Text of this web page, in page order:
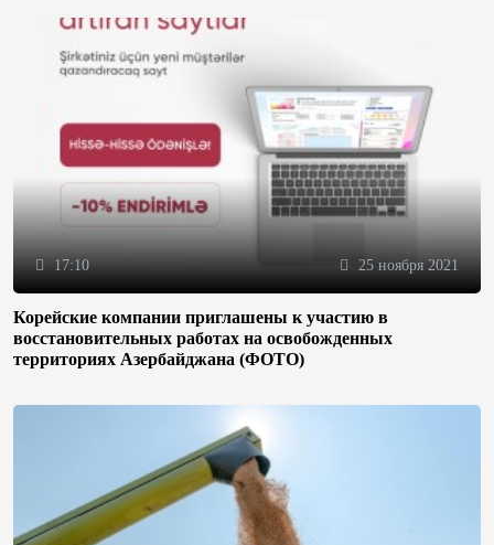
17:10 25 ноября 2021
Корейские компании приглашены к участию в
восстановительных работах на освобожденных
территориях Азербайджана (ФОТО)